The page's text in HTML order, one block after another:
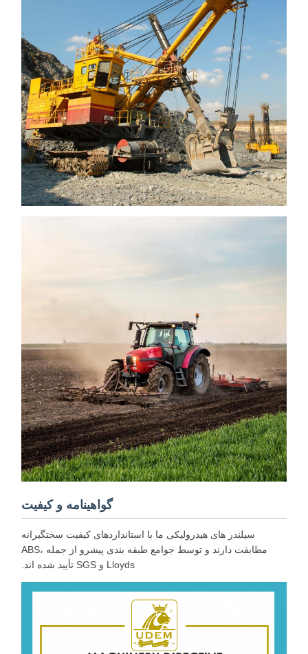
گواهینامه و کیفیت
سیلندر های هیدرولیکی ما با استانداردهای کیفیت سختگیرانه
مطابقت دارند و توسط جوامع طبقه بندی پیشرو از جمله ABS،
Lloyds و SGS تأیید شده اند.